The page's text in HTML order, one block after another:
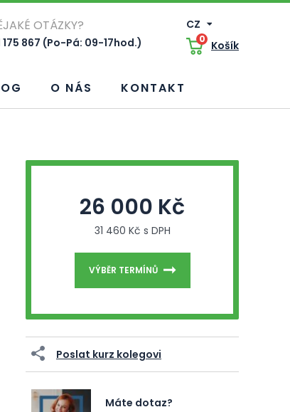
OTÁZKY?
175 867 (Po-Pá: 09-17hod.)
CZ
0 Košík
O NÁS KONTAKT
26 000 Kč
31 460 Kč s DPH
VÝBĚR TERMÍNŮ
Poslat kurz kolegovi
Máte dotaz?